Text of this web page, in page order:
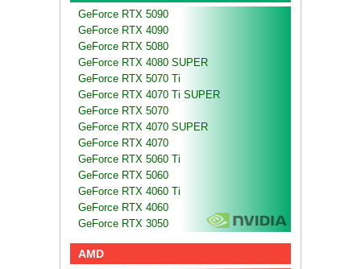
GeForce RTX 5090
GeForce RTX 4090
GeForce RTX 5080
GeForce RTX 4080 SUPER
GeForce RTX 5070 Ti
GeForce RTX 4070 Ti SUPER
GeForce RTX 5070
GeForce RTX 4070 SUPER
GeForce RTX 4070
GeForce RTX 5060 Ti
GeForce RTX 5060
GeForce RTX 4060 Ti
GeForce RTX 4060
GeForce RTX 3050
AMD